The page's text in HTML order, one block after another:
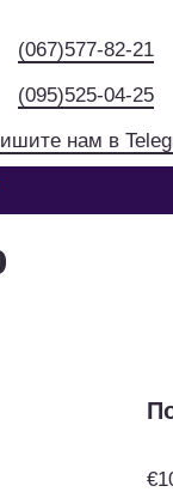
(067)577-82-21
(095)525-04-25
нам в